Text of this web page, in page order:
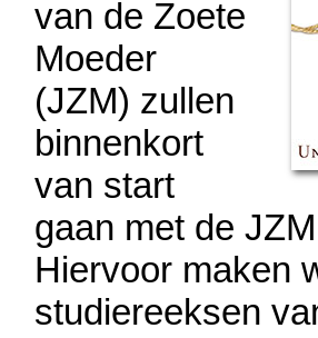
van de Zoete
Moeder
(JZM) zullen
binnenkort
van start
gaan met de
Hiervoor maken
studiereeksen